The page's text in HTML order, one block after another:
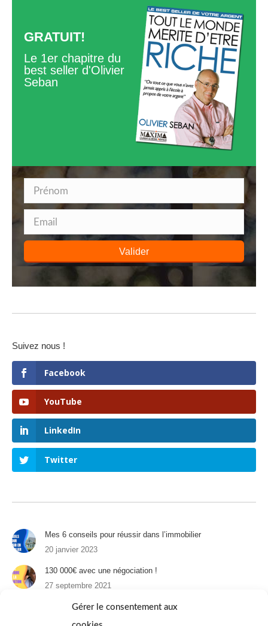
Gérer le consentement aux
GRATUIT!
Le 1er chapitre du
best seller d'Olivier
Seban
Valider
Suivez nous !
Facebook
YouTube
LinkedIn
Twitter
Mes 6 conseils pour réussir dans l’immobilier
20 janvier 2023
130 000€ avec une négociation !
27 septembre 2021
Un appartement à Paris : 1er épisode
31 août 2021